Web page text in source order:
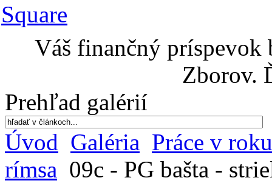
Váš finančný príspevok
Zborov.
Prehľad galérií
Úvod Galéria Práce v
rímsa 09c - PG bašta -